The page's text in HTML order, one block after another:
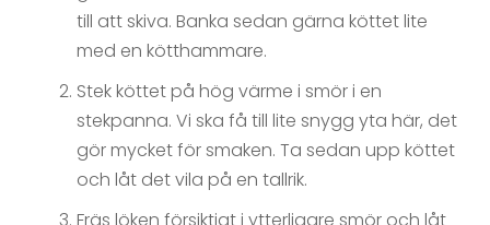
till att skiva. Banka sedan gärna köttet lite
med en kötthammare.
Stek köttet på hög värme i smör i en
stekpanna. Vi ska få till lite snygg yta här, det
gör mycket för smaken. Ta sedan upp köttet
och låt det vila på en tallrik.
Fräs löken försiktigt i ytterligare smör och låt